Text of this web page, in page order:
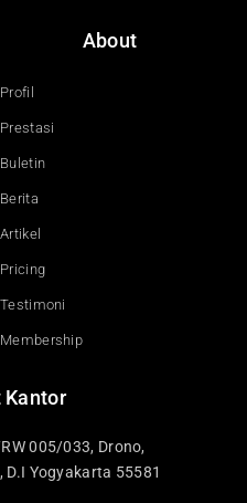
e
n
t
a
About
Profil
Prestasi
Buletin
Berita
Artikel
Pricing
Testimoni
Membership
005/033, Drono,
Yogyakarta 55581